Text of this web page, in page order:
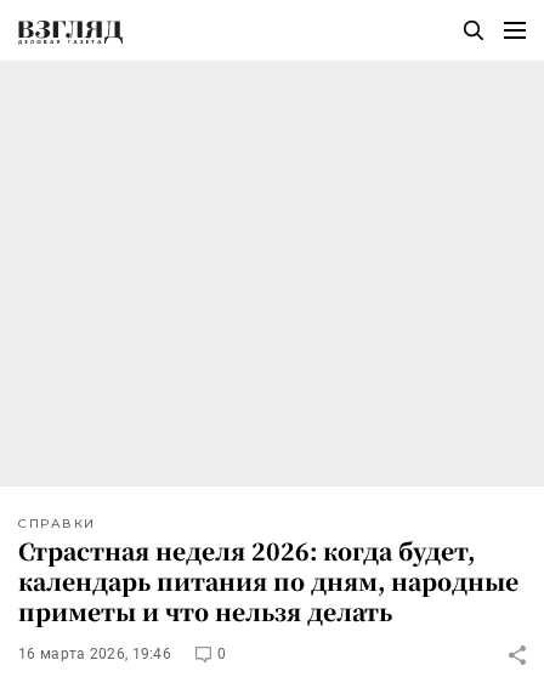
СПРАВКИ
Страстная неделя 2026: когда будет,
календарь питания по дням, народные
приметы и что нельзя делать
16 марта 2026, 19:46 0